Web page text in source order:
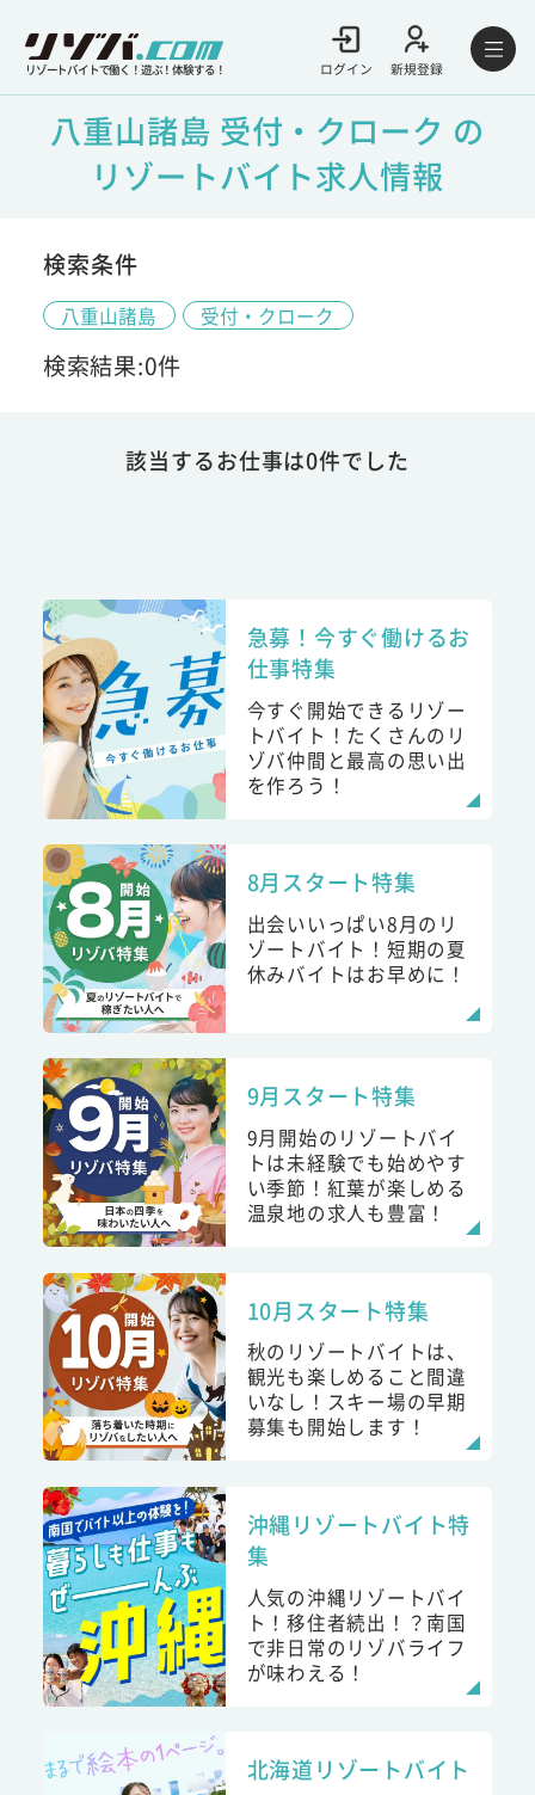
リゾートバイトで働く！遊ぶ！体験する！ ログイン 新規登録
八重山諸島 受付・クローク の
リゾートバイト求人情報
検索条件
八重山諸島 受付・クローク
検索結果:0件
該当するお仕事は0件でした
急募！今すぐ働けるお
仕事特集
今すぐ開始できるリゾー
トバイト！たくさんのリ
ゾバ仲間と最高の思い出
を作ろう！
8月スタート特集
出会いいっぱい8月のリ
ゾートバイト！短期の夏
休みバイトはお早めに！
9月スタート特集
9月開始のリゾートバイ
トは未経験でも始めやす
い季節！紅葉が楽しめる
温泉地の求人も豊富！
10月スタート特集
秋のリゾートバイトは、
観光も楽しめること間違
いなし！スキー場の早期
募集も開始します！
沖縄リゾートバイト特
集
人気の沖縄リゾートバイ
ト！移住者続出！？南国
で非日常のリゾバライフ
が味わえる！
北海道リゾートバイト